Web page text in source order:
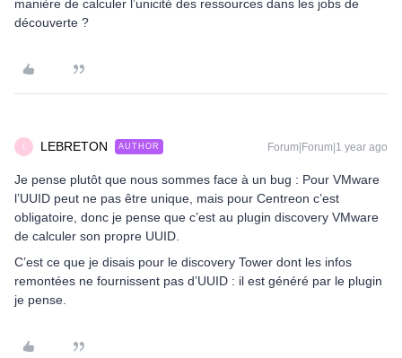
manière de calculer l’unicité des ressources dans les jobs de
découverte ?
LEBRETON AUTHOR Forum|Forum|1 year ago
Je pense plutôt que nous sommes face à un bug : Pour VMware
l’UUID peut ne pas être unique, mais pour Centreon c’est
obligatoire, donc je pense que c’est au plugin discovery VMware
de calculer son propre UUID.
C’est ce que je disais pour le discovery Tower dont les infos
remontées ne fournissent pas d’UUID : il est généré par le plugin
je pense.